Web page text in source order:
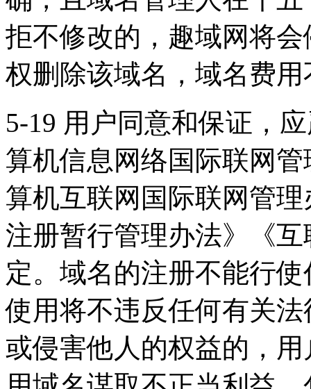
拒不修改的，趣域网将
权删除该域名，域名费
5-19 用户同意和保证，
算机信息网络国际联网
算机互联网国际联网管
注册暂行管理办法》《
定。域名的注册不能行
使用将不违反任何有关
或侵害他人的权益的，